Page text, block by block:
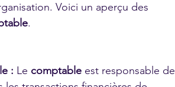
Voici un aperçu des
.
: Le comptable est responsable de